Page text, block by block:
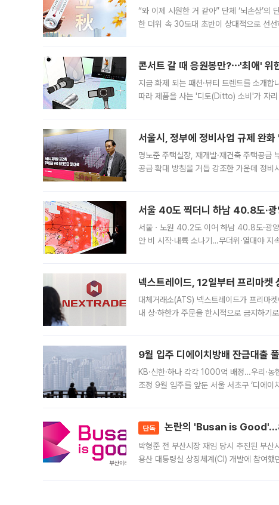
“와 이제 시원한 거 같아” 단체 ‘뇌손상’
한 더위 속 30도대 초반이 상대적으로 선
콘서트 갈 때 응원봉만?⋯'최애' 위
지금 화제 되는 패션·뷰티 트렌드를 소개
따라 제품을 사는 '디토(Ditto) 소비'가 자
서울시, 정부에 정비사업 규제 완
명노준 주택실장, 재개발·재건축 주택공급
공급 확대 방침을 거듭 강조한 가운데 정비
서울 40도 찍더니 하남 40.8도·
서울ㆍ노원 40.2도 이어 하남 40.8도·광
안 비 시작·내륙 소나기…무더위·열대야
넥스트레이드, 12일부터 프리마켓
대체거래소(ATS) 넥스트레이드가 프리마
내 상·하한가 주문을 한시적으로 금지하기
9월 입주 디에이치방배 잔금대출
KB·신한·하나 각각 1000억 배정…우리·
조정 9월 입주를 앞둔 서울 서초구 ‘디에
단독 논란의 'Busan is Good'…8
박형준 전 부산시장 재임 당시 추진된 부
용산 대통령실 상징체계(CI) 개발에 참여